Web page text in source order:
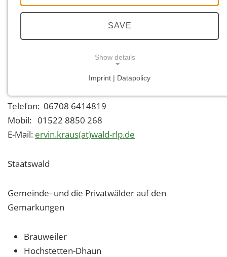
Forstrevier Lützelsoon
Telefon: 06708 6414819
Mobil: 01522 8850 268
E-Mail: ervin.kraus(at)wald-rlp.de
Staatswald
Gemeinde- und die Privatwälder auf den
Gemarkungen
Brauweiler
Hochstetten-Dhaun
SAVE
Show details
Imprint | Datapolicy